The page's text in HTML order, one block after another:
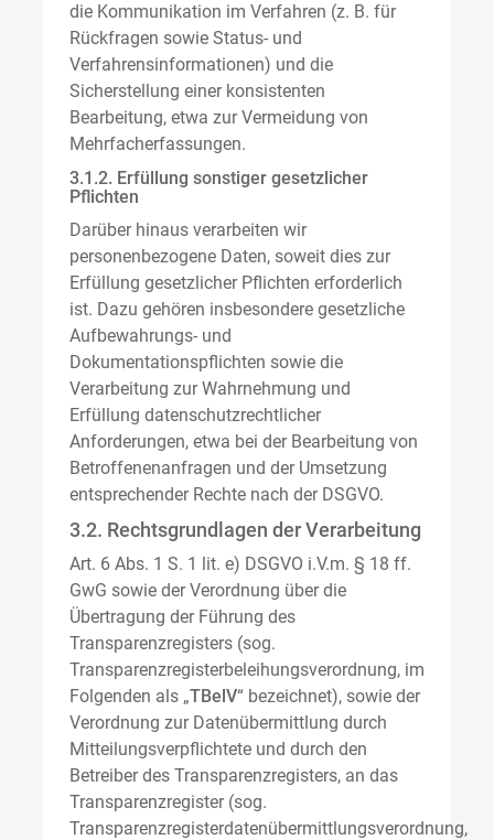
die Kommunikation im Verfahren (z. B. für
Rückfragen sowie Status- und
Verfahrensinformationen) und die
Sicherstellung einer konsistenten
Bearbeitung, etwa zur Vermeidung von
Mehrfacherfassungen.
3.1.2. Erfüllung sonstiger gesetzlicher
Pflichten
Darüber hinaus verarbeiten wir
personenbezogene Daten, soweit dies zur
Erfüllung gesetzlicher Pflichten erforderlich
ist. Dazu gehören insbesondere gesetzliche
Aufbewahrungs- und
Dokumentationspflichten sowie die
Verarbeitung zur Wahrnehmung und
Erfüllung datenschutzrechtlicher
Anforderungen, etwa bei der Bearbeitung von
Betroffenenanfragen und der Umsetzung
entsprechender Rechte nach der DSGVO.
3.2. Rechtsgrundlagen der Verarbeitung
Art. 6 Abs. 1 S. 1 lit. e) DSGVO i.V.m. § 18 ff.
GwG sowie der Verordnung über die
Übertragung der Führung des
Transparenzregisters (sog.
Transparenzregisterbeleihungsverordnung, im
Folgenden als „TBelV“ bezeichnet), sowie der
Verordnung zur Datenübermittlung durch
Mitteilungsverpflichtete und durch den
Betreiber des Transparenzregisters, an das
Transparenzregister (sog.
Transparenzregisterdatenübermittlungsverordnung,